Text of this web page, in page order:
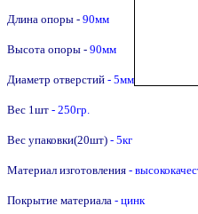
Длина опоры - 90мм
Высота опоры - 90мм
Диаметр отверстий - 5мм
Вес 1шт - 250гр.
Вес упаковки(20шт) - 5кг
Материал изготовления -
Покрытие материала - цинк